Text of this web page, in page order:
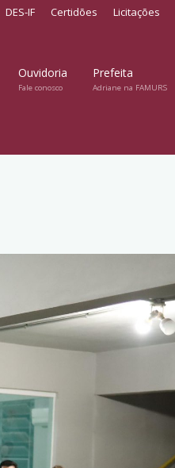
DES-IF Certidões Licitações
Ouvidoria
Fale conosco
Prefeita
Adriane na FAMURS